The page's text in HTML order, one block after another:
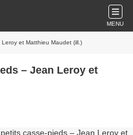
MENU
et Matthieu Maudet (ill.)
– Jean Leroy et